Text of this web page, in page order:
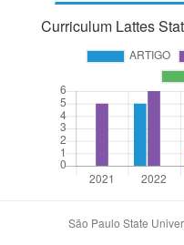
Curriculum Lattes
São Paulo State